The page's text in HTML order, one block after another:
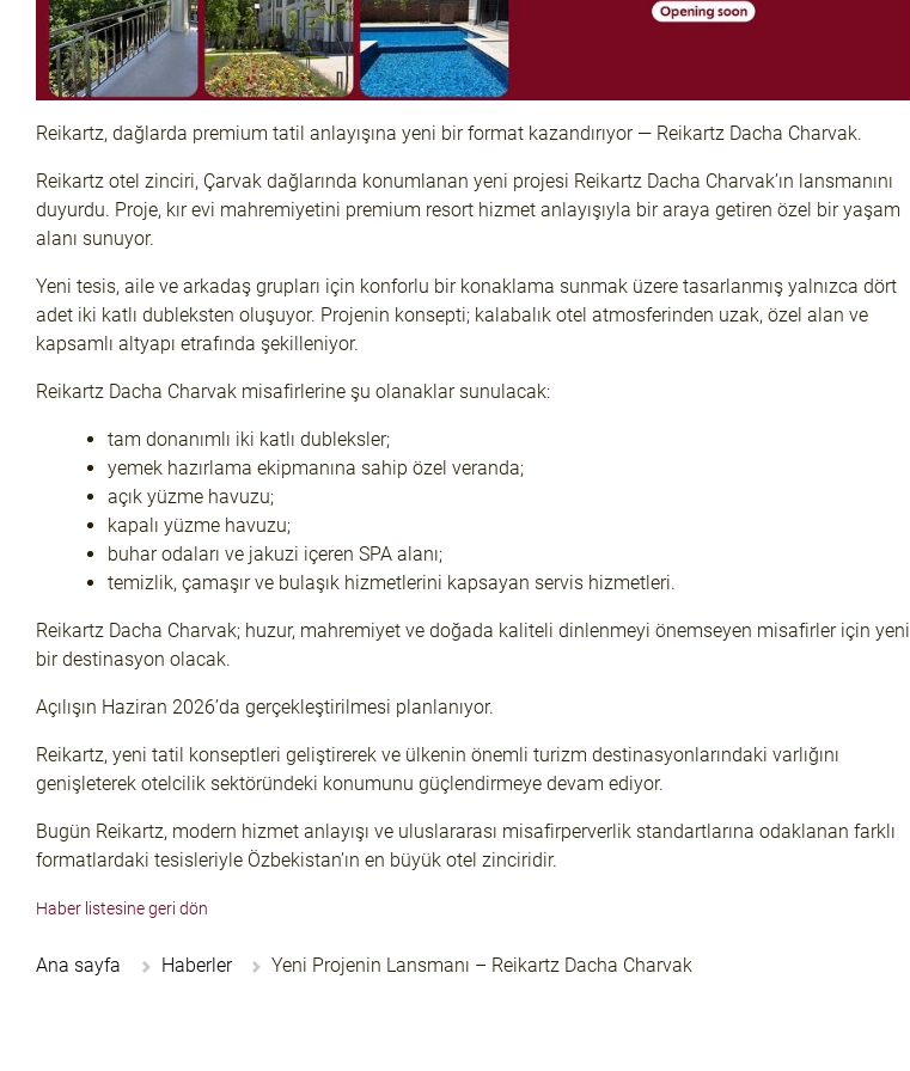
Reikartz, dağlarda premium tatil anlayışına yeni bir format kazandırıyor — Reikartz Dacha Charvak.
Reikartz otel zinciri, Çarvak dağlarında konumlanan yeni projesi Reikartz Dacha Charvak’ın lansmanını
duyurdu. Proje, kır evi mahremiyetini premium resort hizmet anlayışıyla bir araya getiren özel bir yaşam
alanı sunuyor.
Yeni tesis, aile ve arkadaş grupları için konforlu bir konaklama sunmak üzere tasarlanmış yalnızca dört
adet iki katlı dubleksten oluşuyor. Projenin konsepti; kalabalık otel atmosferinden uzak, özel alan ve
kapsamlı altyapı etrafında şekilleniyor.
Reikartz Dacha Charvak misafirlerine şu olanaklar sunulacak:
tam donanımlı iki katlı dubleksler;
yemek hazırlama ekipmanına sahip özel veranda;
açık yüzme havuzu;
kapalı yüzme havuzu;
buhar odaları ve jakuzi içeren SPA alanı;
temizlik, çamaşır ve bulaşık hizmetlerini kapsayan servis hizmetleri.
Reikartz Dacha Charvak; huzur, mahremiyet ve doğada kaliteli dinlenmeyi önemseyen misafirler için yeni
bir destinasyon olacak.
Açılışın Haziran 2026’da gerçekleştirilmesi planlanıyor.
Reikartz, yeni tatil konseptleri geliştirerek ve ülkenin önemli turizm destinasyonlarındaki varlığını
genişleterek otelcilik sektöründeki konumunu güçlendirmeye devam ediyor.
Bugün Reikartz, modern hizmet anlayışı ve uluslararası misafirperverlik standartlarına odaklanan farklı
formatlardaki tesisleriyle Özbekistan’ın en büyük otel zinciridir.
Haber listesine geri dön
Ana sayfa Haberler Yeni Projenin Lansmanı – Reikartz Dacha Charvak